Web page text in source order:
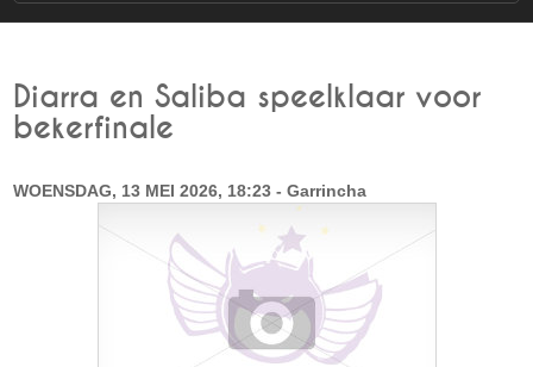
Diarra en Saliba speelklaar voor
bekerfinale
WOENSDAG, 13 MEI 2026, 18:23 - Garrincha